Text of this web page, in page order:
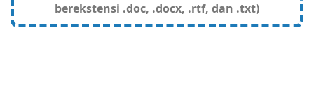
berekstensi .doc, .docx, .rtf, dan .txt)